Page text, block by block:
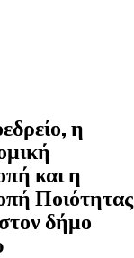
η
και η
Ποιότητας
δήμο